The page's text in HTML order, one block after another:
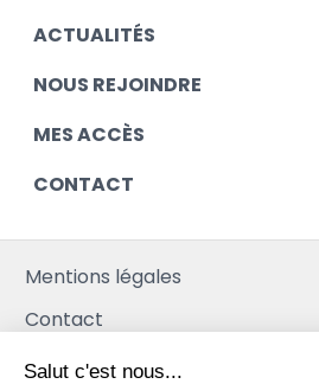
ACTUALITÉS
NOUS REJOINDRE
MES ACCÈS
CONTACT
Mentions légales
Contact
Plan du site
Salut c'est nous...